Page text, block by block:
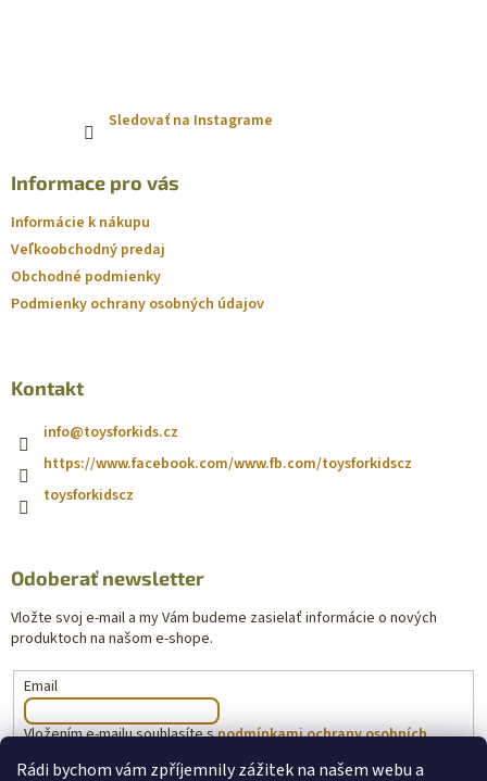
Rádi bychom vám zpříjemnily zážitek na našem webu a
Sledovať na Instagrame
Informace pro vás
Informácie k nákupu
Veľkoobchodný predaj
Obchodné podmienky
Podmienky ochrany osobných údajov
Kontakt
info@toysforkids.cz
https://www.facebook.com/www.fb.com/toysforkidscz
toysforkidscz
Odoberať newsletter
Vložte svoj e-mail a my Vám budeme zasielať informácie o nových
produktoch na našom e-shope.
Email
Vložením e-mailu souhlasíte spodmínkami ochrany osobních